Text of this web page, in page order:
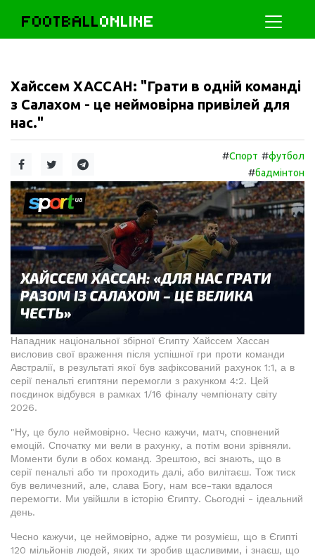
FOOTBALLONLINE
Хайссем ХАССАН: "Грати в одній команді
з Салахом - це неймовірна привілей для
нас."
#Спорт #футбол
#бадмінтон
Нападник національної збірної Єгипту Хайссем Хассан
висловив свої враження після успішної гри проти команди
Австралії, в результаті якої був зафіксований рахунок 1:1, а в
серії пенальті єгиптяни перемогли з рахунком 4:2. Цей
поєдинок відбувся в рамках 1/16 фіналу чемпіонату світу
2026.
"Ну, це було неймовірно. Чесно кажучи, матч, сповнений
емоцій. Спочатку ми вели в рахунку, а потім вони зрівняли.
Моменти були в обох команд. Зрештою, всі знають, що в
серії пенальті або ти проходить далі, або вилітаєш. Тож тиск
був величезний, але, слава Богу, нам все-таки вдалося
перемогти. Ми увійшли в історію Єгипту. Сьогодні - ідеальний
день.
Чесно кажучи, це неймовірно, адже ти розумієш, що в Єгипті
120 мільйонів людей, яких ти зробив щасливими, і знаєш, що